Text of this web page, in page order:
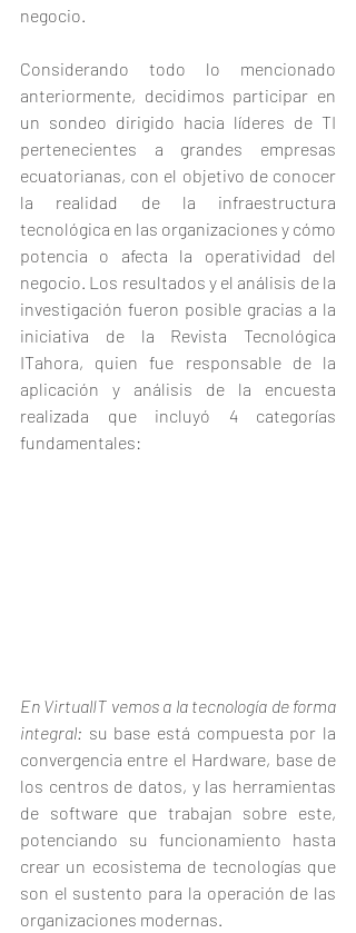
negocio.
Considerando todo lo mencionado
anteriormente, decidimos participar en
un sondeo dirigido hacia líderes de TI
pertenecientes a grandes empresas
ecuatorianas, con el objetivo de conocer
la realidad de la infraestructura
tecnológica en las organizaciones y cómo
potencia o afecta la operatividad del
negocio. Los resultados y el análisis de la
investigación fueron posible gracias a la
iniciativa de la Revista Tecnológica
ITahora, quien fue responsable de la
aplicación y análisis de la encuesta
realizada que incluyó 4 categorías
fundamentales:
En VirtualIT vemos a la tecnología de forma
integral: su base está compuesta por la
convergencia entre el Hardware, base de
los centros de datos, y las herramientas
de software que trabajan sobre este,
potenciando su funcionamiento hasta
crear un ecosistema de tecnologías que
son el sustento para la operación de las
organizaciones modernas.